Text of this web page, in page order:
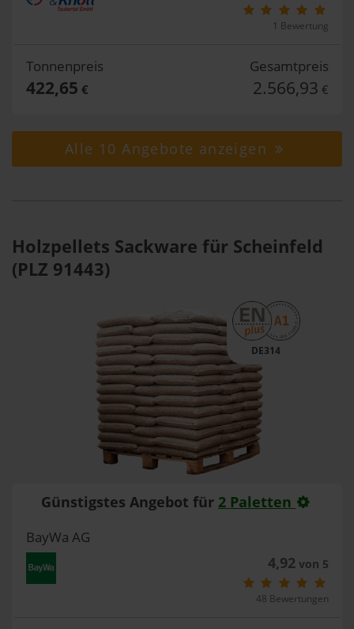
1 Bewertung
Tonnenpreis
422,65 €
Gesamtpreis
2.566,93 €
Alle 10 Angebote anzeigen
Holzpellets Sackware für Scheinfeld
(PLZ 91443)
DE314
Günstigstes Angebot für 2 Paletten
BayWa AG
4,92von 5
48 Bewertungen